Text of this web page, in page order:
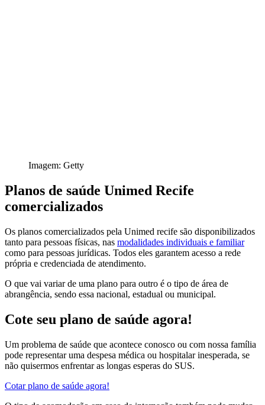
Imagem: Getty
Planos de saúde Unimed Recife
comercializados
Os planos comercializados pela Unimed recife são disponibilizados
tanto para pessoas físicas, nas modalidades individuais e familiar
como para pessoas jurídicas. Todos eles garantem acesso a rede
própria e credenciada de atendimento.
O que vai variar de uma plano para outro é o tipo de área de
abrangência, sendo essa nacional, estadual ou municipal.
Cote seu plano de saúde agora!
Um problema de saúde que acontece conosco ou com nossa família
pode representar uma despesa médica ou hospitalar inesperada, se
não quisermos enfrentar as longas esperas do SUS.
Cotar plano de saúde agora!